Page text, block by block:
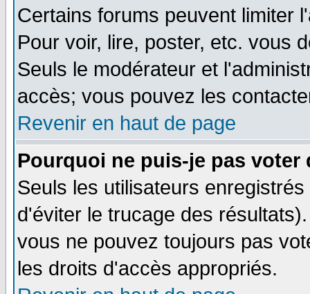
Certains forums peuvent limiter
Pour voir, lire, poster, etc. vous
Seuls le modérateur et
accès; vous pouvez les
Revenir en haut de page
Pourquoi ne puis-je pas voter
Seuls les utilisateurs
d'éviter le trucage des
vous ne pouvez toujours pas
les droits d'accès appropriés.